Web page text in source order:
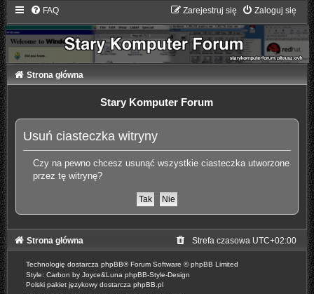
FAQ Zaloguj się
Zarejestruj się
Strona główna
Stary Komputer Forum
Usuń ciasteczka witryny
Czy na pewno chcesz usunąć wszystkie ciasteczka utworzone
przez tę witrynę?
Strona główna Strefa czasowa UTC+02:00
Technologię dostarcza phpBB® Forum Software © phpBB Limited
Style: Carbon by Joyce&Luna phpBB-Style-Design
Polski pakiet językowy dostarcza phpBB.pl